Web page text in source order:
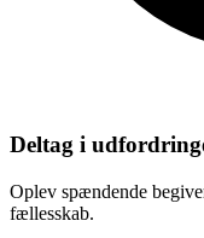
Deltag i
Oplev spændende
fællesskab.